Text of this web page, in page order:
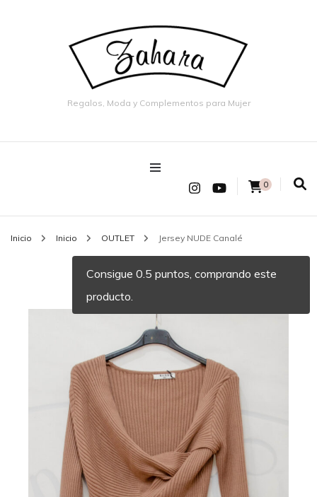
Regalos, Moda y Complementos para Mujer
0
Inicio Inicio OUTLET Jersey NUDE Canalé
Consigue 0.5 puntos, comprando este
producto.